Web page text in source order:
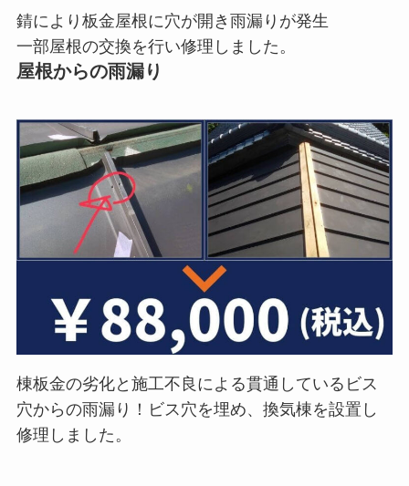
錆により板金屋根に穴が開き雨漏りが発生
一部屋根の交換を行い修理しました。
屋根からの雨漏り
棟板金の劣化と施工不良による貫通しているビス
穴からの雨漏り！ビス穴を埋め、換気棟を設置し
修理しました。